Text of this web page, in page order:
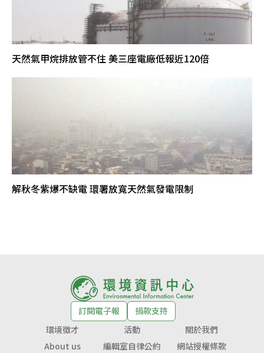
天然氣甲烷排放管不住 美三座電廠低報近120倍
解秋冬紫爆不缺電 環署放寬天然氣發電限制
訂閱電子報
捐款支持
環境徵才
活動
關於我們
About us
編輯室自律公約 網站授權條款